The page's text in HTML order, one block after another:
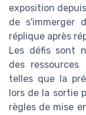
exposition
de s'immerger
réplique après
Les défis sont
des ressources
telles que la
lors de la sortie
règles de mise